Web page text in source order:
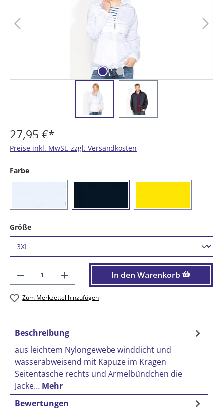
27,95 €*
Preise inkl. MwSt. zzgl. Versandkosten
Farbeauswählen
Größeauswählen
Produkt Anzahl: Gib den gewünschten
In den Warenkorb
Zum Merkzettel hinzufügen
Beschreibung
aus leichtem Nylongewebe winddicht und
wasserabweisend mit Kapuze im Kragen
Seitentasche rechts und Ärmelbündchen die
Jacke… Mehr
Bewertungen